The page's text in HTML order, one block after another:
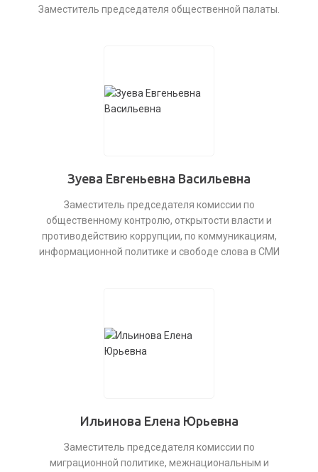
Заместитель председателя общественной палаты.
Зуева Евгеньевна Васильевна
Заместитель председателя комиссии по
общественному контролю, открытости власти и
противодействию коррупции, по коммуникациям,
информационной политике и свободе слова в СМИ
Ильинова Елена Юрьевна
Заместитель председателя комиссии по
миграционной политике, межнациональным и